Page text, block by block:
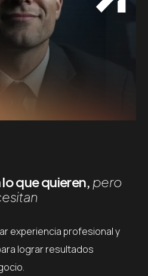
que quieren, pero
experiencia profesional y
lograr resultados